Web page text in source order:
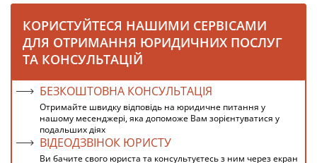
КОРИСТУЙТЕСЯ НАШИМИ СЕРВІСАМИ
ДЛЯ ОТРИМАННЯ ЮРИДИЧНИХ ПОСЛУГ
ТА КОНСУЛЬТАЦІЙ
БЕЗКОШТОВНА КОНСУЛЬТАЦІЯ
Отримайте швидку відповідь на юридичне питання у
нашому месенджері, яка допоможе Вам зорієнтуватися у
подальших діях
ВІДЕОДЗВІНОК ЮРИСТУ
Ви бачите свого юриста та консультуєтесь з ним через екран